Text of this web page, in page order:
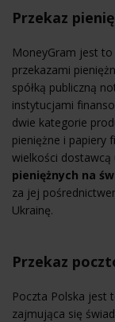
Przekaz
MoneyGram jest
przekazami
spółką publiczną
instytucjami
dwie kategorie
pieniężne i papiery
wielkości dostawcą
pieniężnych na
za jej
Ukrainę.
Przekaz
Poczta Polska jest
zajmująca się